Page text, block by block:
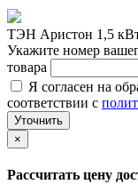
ТЭН Аристон 1,5
Укажите номер
товара
Я согласен на
соответствии с
Уточнить
×
Рассчитать цену